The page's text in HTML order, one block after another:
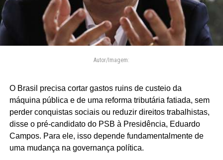
Autor/Imagem:
O Brasil precisa cortar gastos ruins de custeio da
máquina pública e de uma reforma tributária fatiada, sem
perder conquistas sociais ou reduzir direitos trabalhistas,
disse o pré-candidato do PSB à Presidência, Eduardo
Campos. Para ele, isso depende fundamentalmente de
uma mudança na governança política.